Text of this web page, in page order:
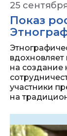
25
Показ
на создание
участники
на